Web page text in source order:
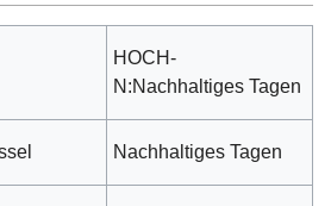
HOCH-
N:Nachhaltiges Tagen
Nachhaltiges Tagen